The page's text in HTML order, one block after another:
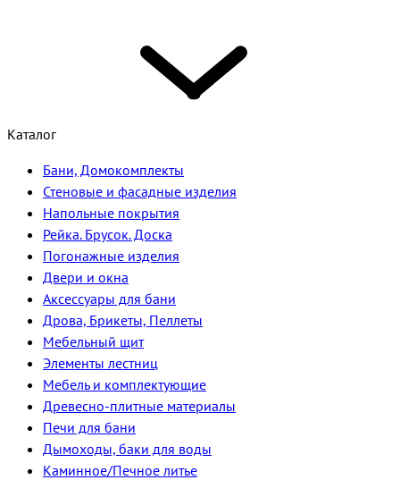
Каталог
Бани, Домокомплекты
Стеновые и фасадные изделия
Напольные покрытия
Рейка. Брусок. Доска
Погонажные изделия
Двери и окна
Аксессуары для бани
Дрова, Брикеты, Пеллеты
Мебельный щит
Элементы лестниц
Мебель и комплектующие
Древесно-плитные материалы
Печи для бани
Дымоходы, баки для воды
Каминное/Печное литье